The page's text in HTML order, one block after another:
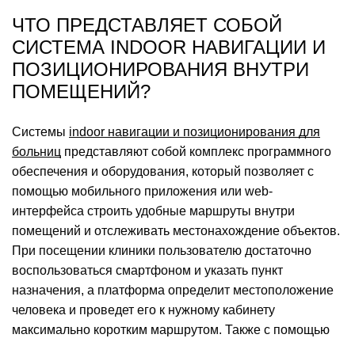
ЧТО ПРЕДСТАВЛЯЕТ СОБОЙ
СИСТЕМА INDOOR НАВИГАЦИИ И
ПОЗИЦИОНИРОВАНИЯ ВНУТРИ
ПОМЕЩЕНИЙ?
Системы indoor навигации и позиционирования для
больниц представляют собой комплекс программного
обеспечения и оборудования, который позволяет с
помощью мобильного приложения или web-
интерфейса строить удобные маршруты внутри
помещений и отслеживать местонахождение объектов.
При посещении клиники пользователю достаточно
воспользоваться смартфоном и указать пункт
назначения, а платформа определит местоположение
человека и проведет его к нужному кабинету
максимально коротким маршрутом. Также с помощью